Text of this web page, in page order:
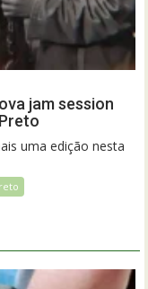
jam session
uma edição nesta